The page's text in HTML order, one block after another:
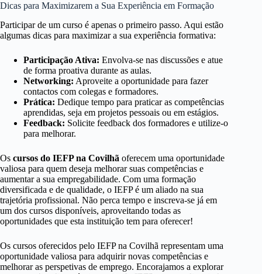
Dicas para Maximizarem a Sua Experiência em Formação
Participar de um curso é apenas o primeiro passo. Aqui estão
algumas dicas para maximizar a sua experiência formativa:
Participação Ativa: Envolva-se nas discussões e atue
de forma proativa durante as aulas.
Networking: Aproveite a oportunidade para fazer
contactos com colegas e formadores.
Prática: Dedique tempo para praticar as competências
aprendidas, seja em projetos pessoais ou em estágios.
Feedback: Solicite feedback dos formadores e utilize-o
para melhorar.
Os cursos do IEFP na Covilhã oferecem uma oportunidade
valiosa para quem deseja melhorar suas competências e
aumentar a sua empregabilidade. Com uma formação
diversificada e de qualidade, o IEFP é um aliado na sua
trajetória profissional. Não perca tempo e inscreva-se já em
um dos cursos disponíveis, aproveitando todas as
oportunidades que esta instituição tem para oferecer!
Os cursos oferecidos pelo IEFP na Covilhã representam uma
oportunidade valiosa para adquirir novas competências e
melhorar as perspetivas de emprego. Encorajamos a explorar